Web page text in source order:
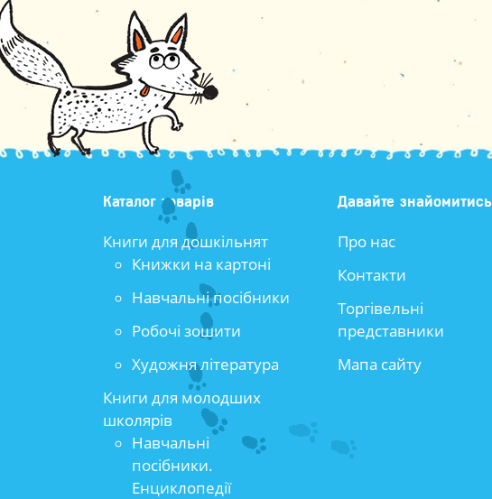
Каталог товарів
Книги для дошкільнят
Книжки на картоні
Навчальні посібники
Робочі зошити
Художня література
Книги для молодших
школярів
Навчальні
посібники.
Енциклопедії
Давайте знайомитись
Про нас
Контакти
Торгівельні
представники
Мапа сайту